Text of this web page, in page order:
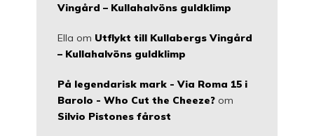
Vingård – Kullahalvöns guldklimp
Ella om Utflykt till Kullabergs Vingård
– Kullahalvöns guldklimp
På legendarisk mark - Via Roma 15 i
Barolo - Who Cut the Cheeze? om
Silvio Pistones fårost